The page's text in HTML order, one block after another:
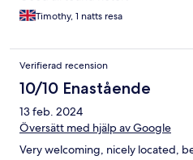
Timothy, 1 natts resa
Verifierad recension
10/10 Enastående
13 feb. 2024
Översätt med hjälp av Google
Very welcoming, nicely located,